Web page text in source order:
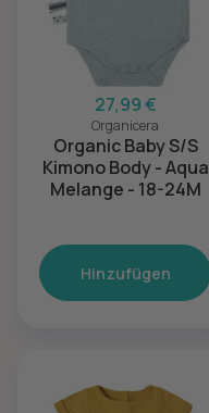
27,99 €
Organicera
Organic Baby S/S
Kimono Body - Aqua
Melange - 18-24M
Hinzufügen